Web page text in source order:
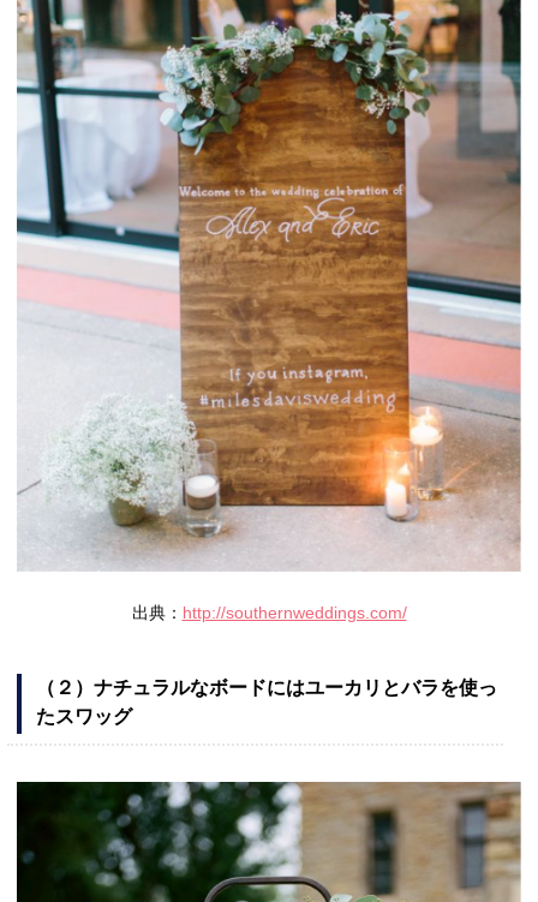
出典： http://southernweddings.com/
（２）ナチュラルなボードにはユーカリとバラを使っ
たスワッグ